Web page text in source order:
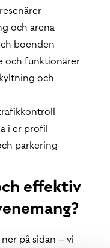
och arena
boenden
och funktionärer
och
i er profil
parkering
effektiv
på sidan – vi